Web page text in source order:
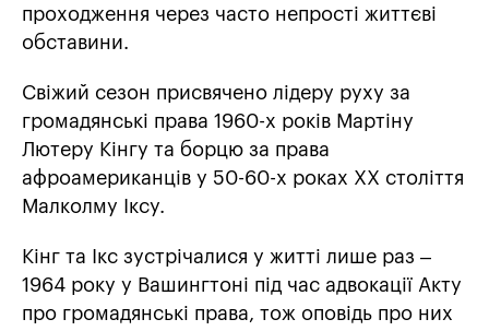
проходження через часто непрості життєві
обставини.
Свіжий сезон присвячено лідеру руху за
громадянські права 1960-х років Мартіну
Лютеру Кінгу та борцю за права
афроамериканців у 50-60-х роках XX століття
Малколму Іксу.
Кінг та Ікс зустрічалися у житті лише раз –
1964 року у Вашингтоні під час адвокації Акту
про громадянські права, тож оповідь про них